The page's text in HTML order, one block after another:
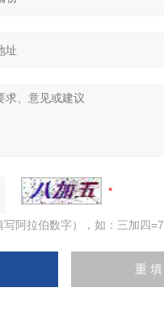
阿拉伯数字），如：三加四=7